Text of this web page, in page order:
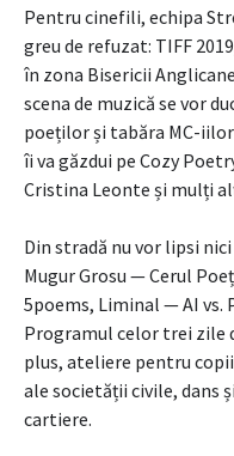
Pentru cinefili, echipa
greu de refuzat: TIFF
în zona Bisericii
scena de muzică se vor
poeților și tabăra MC-
îi va găzdui pe Cozy
Cristina Leonte și mulți
Din stradă nu vor lipsi
Mugur Grosu — Cerul
5poems, Liminal — AI vs.
Programul celor trei zile
plus, ateliere pentru
ale societății civile, dans
cartiere.